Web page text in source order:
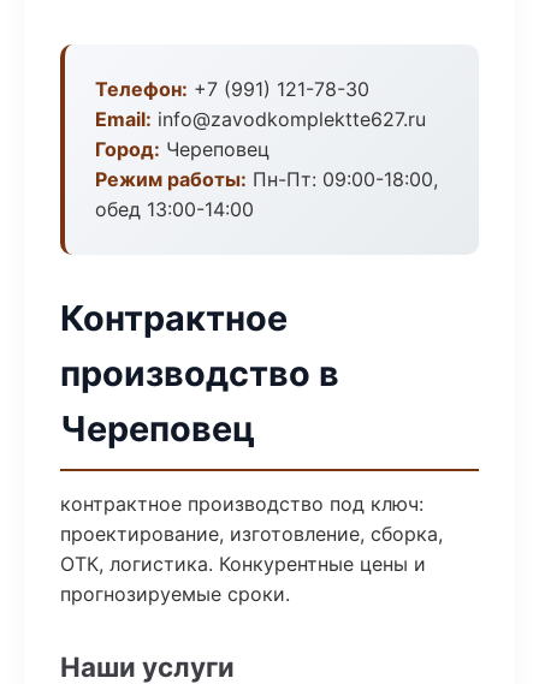
Телефон: +7 (991) 121-78-30
Email: info@zavodkomplektte627.ru
Город: Череповец
Режим работы: Пн-Пт: 09:00-18:00,
обед 13:00-14:00
Контрактное
производство в
Череповец
контрактное производство под ключ:
проектирование, изготовление, сборка,
ОТК, логистика. Конкурентные цены и
прогнозируемые сроки.
Наши услуги